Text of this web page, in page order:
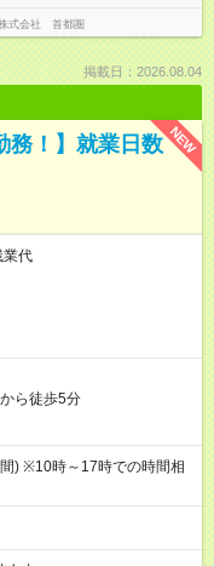
式会社 首都圏
掲載日：2026.08.04
NEW
務！】就業日数
代
から徒歩5分
) ※10時～17時での時間相